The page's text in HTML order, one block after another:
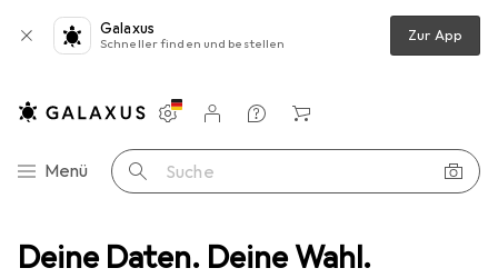
Deine Daten. Deine Wahl.
Galaxus
Schneller finden und bestellen Zur App
Navigation nach Kategorien
Menü Suche
Einstellungen
Kundenkonto
Vergleichslisten
Merklisten
Warenkorb
Geräte Schutzfolie Dipos Displayschutzfolie Antireflex